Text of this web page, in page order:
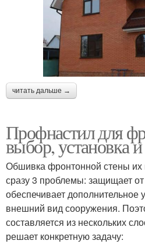
читать дальше →
Профнастил для
выбор, установка
Обшивка фронтонной стены
сразу 3 проблемы: защищает
обеспечивает дополнительное
внешний вид сооружения.
составляется из нескольких
решает конкретную задачу: